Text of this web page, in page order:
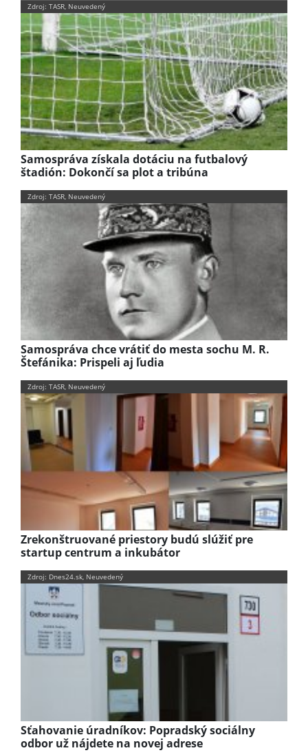
Zdroj: TASR, Neuvedený
Samospráva získala dotáciu na futbalový
štadión: Dokončí sa plot a tribúna
Zdroj: TASR, Neuvedený
Samospráva chce vrátiť do mesta sochu M. R.
Štefánika: Prispeli aj ľudia
Zdroj: TASR, Neuvedený
Zrekonštruované priestory budú slúžiť pre
startup centrum a inkubátor
Zdroj: Dnes24.sk, Neuvedený
Sťahovanie úradníkov: Popradský sociálny
odbor už nájdete na novej adrese